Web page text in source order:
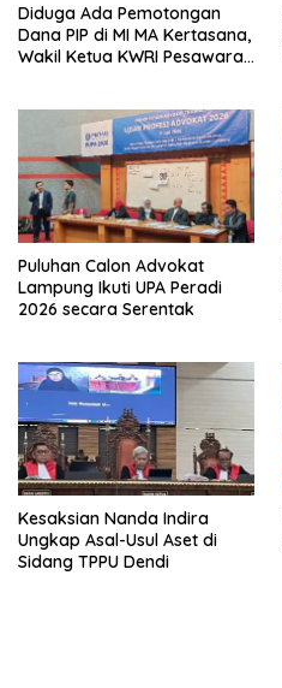
Diduga Ada Pemotongan
Dana PIP di MI MA Kertasana,
Wakil Ketua KWRI Pesawaran
Puluhan Calon Advokat
Lampung Ikuti UPA Peradi
2026 secara Serentak
Kesaksian Nanda Indira
Ungkap Asal-Usul Aset di
Sidang TPPU Dendi